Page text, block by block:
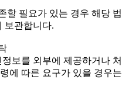
할 필요가 있는 경우 해당 법
보관합니다.
보를 외부에 제공하거나 처
에 따른 요구가 있을 경우는